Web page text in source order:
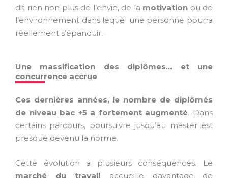
dit rien non plus de l’envie, de la motivation ou de
l’environnement dans lequel une personne pourra
réellement s’épanouir.
Une massification des diplômes… et une
concurrence accrue
Ces dernières années, le nombre de diplômés
de niveau bac +5 a fortement augmenté. Dans
certains parcours, poursuivre jusqu’au master est
presque devenu la norme.
Cette évolution a plusieurs conséquences. Le
marché du travail accueille davantage de